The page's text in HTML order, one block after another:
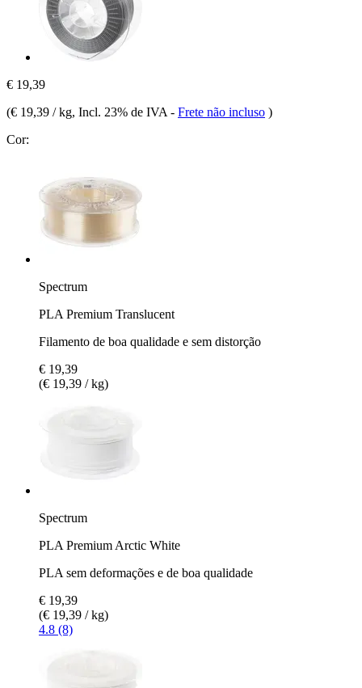
€ 19,39
(€ 19,39 / kg, Incl. 23% de IVA - Frete não incluso )
Cor:
Spectrum
PLA Premium Translucent
Filamento de boa qualidade e sem distorção
€ 19,39
(€ 19,39 / kg)
Spectrum
PLA Premium Arctic White
PLA sem deformações e de boa qualidade
€ 19,39
(€ 19,39 / kg)
4.8 (8)